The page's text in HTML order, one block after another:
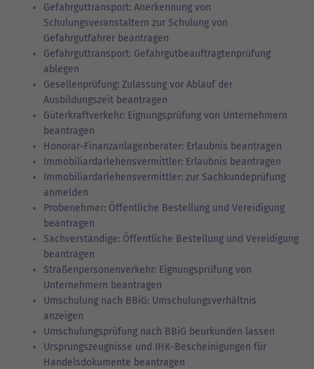
Gefahrguttransport: Anerkennung von
Schulungsveranstaltern zur Schulung von
Gefahrgutfahrer beantragen
Gefahrguttransport: Gefahrgutbeauftragtenprüfung
ablegen
Gesellenprüfung: Zulassung vor Ablauf der
Ausbildungszeit beantragen
Güterkraftverkehr: Eignungsprüfung von Unternehmern
beantragen
Honorar-Finanzanlagenberater: Erlaubnis beantragen
Immobiliardarlehensvermittler: Erlaubnis beantragen
Immobiliardarlehensvermittler: zur Sachkundeprüfung
anmelden
Probenehmer: Öffentliche Bestellung und Vereidigung
beantragen
Sachverständige: Öffentliche Bestellung und Vereidigung
beantragen
Straßenpersonenverkehr: Eignungsprüfung von
Unternehmern beantragen
Umschulung nach BBiG: Umschulungsverhältnis
anzeigen
Umschulungsprüfung nach BBiG beurkunden lassen
Ursprungszeugnisse und IHK-Bescheinigungen für
Handelsdokumente beantragen